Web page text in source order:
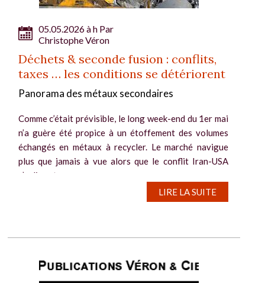
05.05.2026 à h Par
Christophe Véron
Déchets & seconde fusion : conflits,
taxes … les conditions se détériorent
Panorama des métaux secondaires
Comme c’était prévisible, le long week-end du 1er mai
n’a guère été propice à un étoffement des volumes
échangés en métaux à recycler. Le marché navigue
plus que jamais à vue alors que le conflit Iran-USA
s’enlise et...
LIRE LA SUITE